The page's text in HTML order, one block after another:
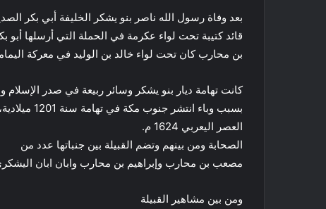
بعد وفاة رسول الله ناصر بنو يشكر الخليفة أبي بكر
قائد كتيبة تحت لواء عكرمة في الحملة التي أرسلها
بن محارب كان تحت لواء خالد بن الوليد في معركة
كانت تهامة ديار بنو يشكر وسائر ربيعة في صدر الإسلام
بسبب وباء
العصر اليعربي 1624 م.
الصحابة ومن بينهم وتضم القبيلة بين جنباتها عدد من
مصعب بن محارب وإبراهيم بن محارب وابان ابان
ومن بين مشاهير القبيلة